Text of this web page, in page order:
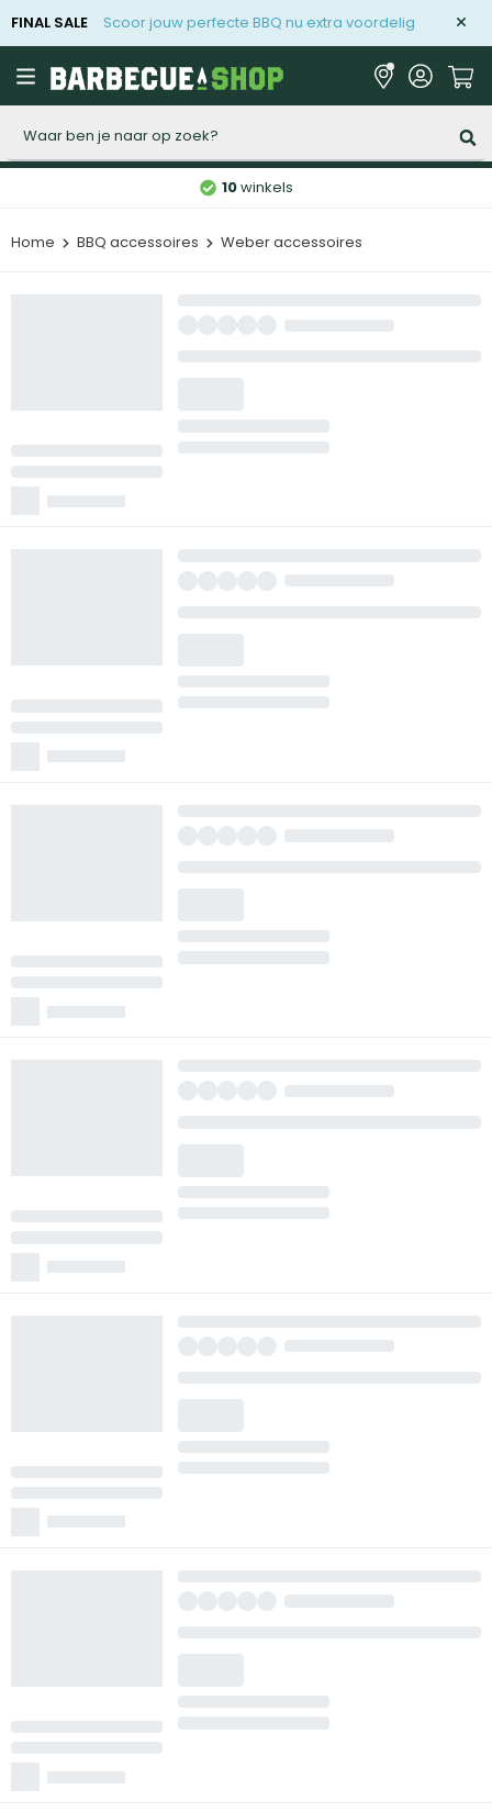
FINAL SALE Scoor jouw perfecte BBQ nu extra voordelig
10winkels
Home BBQ accessoires Weber accessoires